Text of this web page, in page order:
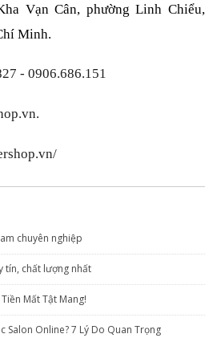
Vạn Cân, phường Linh Chiểu,
Minh.
- 0906.686.151
chuyên nghiệp
tín, chất lượng nhất
Mất Tật Mang!
Salon Online? 7 Lý Do Quan Trọng